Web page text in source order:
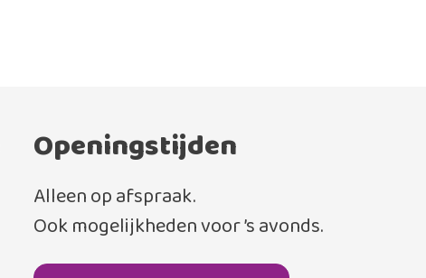
Openingstijden
Alleen op afspraak.
Ook mogelijkheden voor ’s avonds.